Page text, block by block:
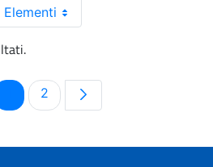
Elementi
PaginaPagina
2